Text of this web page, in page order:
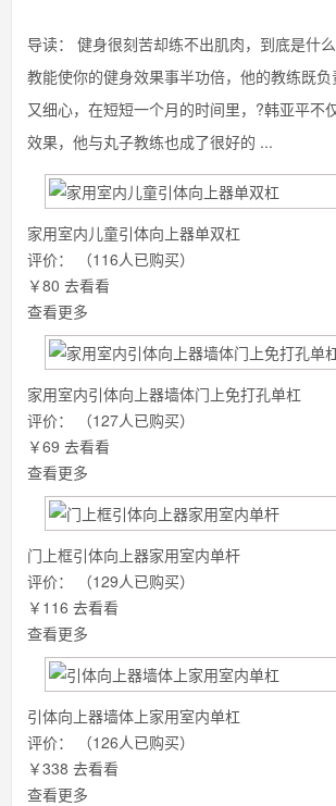
导读：
健身很刻苦却练不出肌肉，到底是什
教能使你的健身效果事半功倍，他的教练既
又细心，在短短一个月的时间里，?韩亚平不
效果，他与丸子教练也成了很好的 ...
家用室内儿童引体向上器单双杠
评价：
（116人已购买）
￥80 去看看
查看更多
家用室内引体向上器墙体门上免打孔单杠
评价：
（127人已购买）
￥69 去看看
查看更多
门上框引体向上器家用室内单杆
评价：
（129人已购买）
￥116 去看看
查看更多
引体向上器墙体上家用室内单杠
评价：
（126人已购买）
￥338 去看看
查看更多